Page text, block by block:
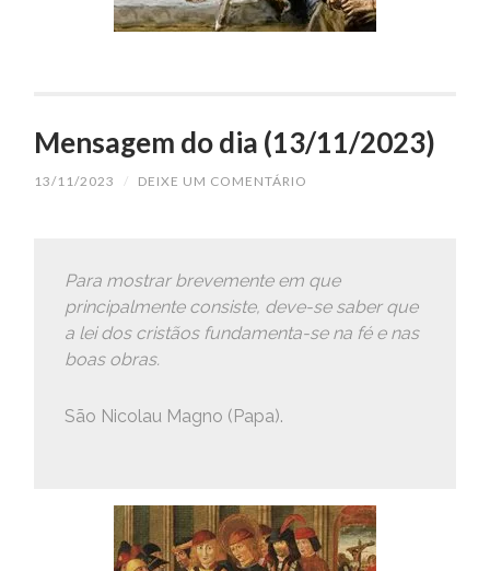
Mensagem do dia (13/11/2023)
13/11/2023 / DEIXE UM COMENTÁRIO
Para mostrar brevemente em que
principalmente consiste, deve-se saber que
a lei dos cristãos fundamenta-se na fé e nas
boas obras.
São Nicolau Magno (Papa).